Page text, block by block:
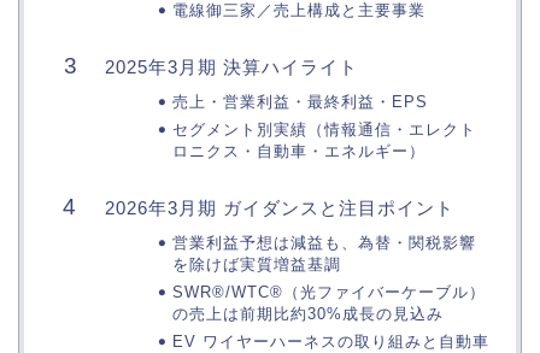
電線御三家／売上構成と主要事業
2025年3月期 決算ハイライト
売上・営業利益・最終利益・EPS
セグメント別実績（情報通信・エレクト
ロニクス・自動車・エネルギー）
2026年3月期 ガイダンスと注目ポイント
営業利益予想は減益も、為替・関税影響
を除けば実質増益基調
SWR®/WTC®（光ファイバーケーブル）
の売上は前期比約30%成長の見込み
EV ワイヤーハーネスの取り組みと自動車